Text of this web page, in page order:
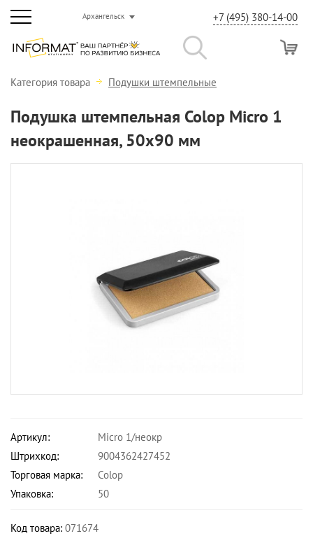
Архангельск +7 (495) 380-14-00
Категория товара Подушки штемпельные
Подушка штемпельная Colop Micro 1
неокрашенная, 50х90 мм
Артикул:
Micro 1/неокр
Штрихкод:
9004362427452
Торговая марка:
Colop
Упаковка:
50
Код товара: 071674